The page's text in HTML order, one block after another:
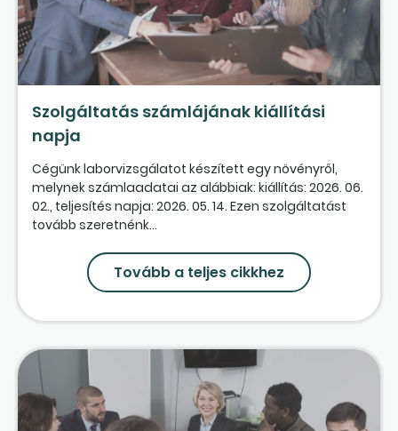
Szolgáltatás számlájának kiállítási
napja
Cégünk laborvizsgálatot készített egy növényről,
melynek számlaadatai az alábbiak: kiállítás: 2026. 06.
02., teljesítés napja: 2026. 05. 14. Ezen szolgáltatást
tovább szeretnénk...
Tovább a teljes cikkhez